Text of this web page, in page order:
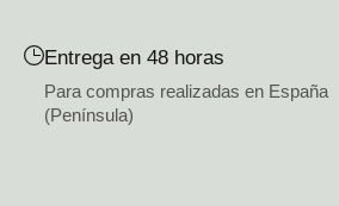
Entrega en 48 horas
Para compras realizadas en España
(Península)